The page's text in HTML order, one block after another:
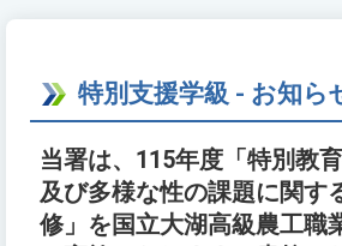
特別支援学級 - お知ら
当署は、115年度「特別教
及び多様な性の課題に関す
修」を国立大湖高級農工職